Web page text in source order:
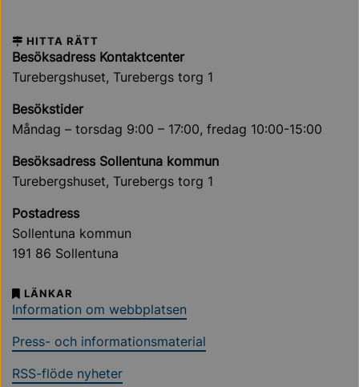
HITTA RÄTT
Besöksadress Kontaktcenter
Turebergshuset, Turebergs torg 1
Besökstider
Måndag – torsdag 9:00 – 17:00, fredag 10:00-15:00
Besöksadress Sollentuna kommun
Turebergshuset, Turebergs torg 1
Postadress
Sollentuna kommun
191 86 Sollentuna
LÄNKAR
Information om webbplatsen
Press- och informationsmaterial
RSS-flöde nyheter